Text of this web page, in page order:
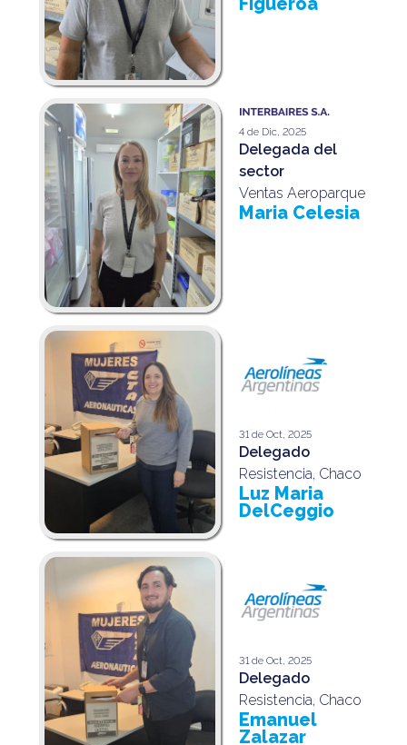
4 de Dic, 2025
Delegada del
sector
Ventas Aeroparque
Maria Celesia
31 de Oct, 2025
Delegado
Resistencia, Chaco
Luz Maria
DelCeggio
31 de Oct, 2025
Delegado
Resistencia, Chaco
Emanuel
Zalazar